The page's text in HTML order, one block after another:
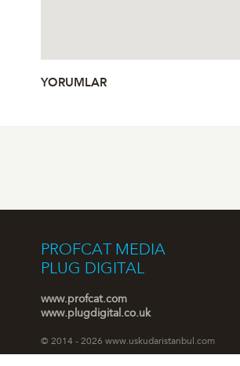
YORUMLAR
PROFCAT MEDIA
PLUG DIGITAL
www.profcat.com
www.plugdigital.co.uk
© 2014 - 2026 www.uskudaristanbul.com